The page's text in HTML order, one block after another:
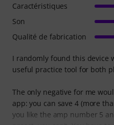
I randomly found this device
useful practice tool for both
The only negative for me
app: you can save 4 (more
you like the amp number 5
Caractéristiques
Son
Qualité de fabrication